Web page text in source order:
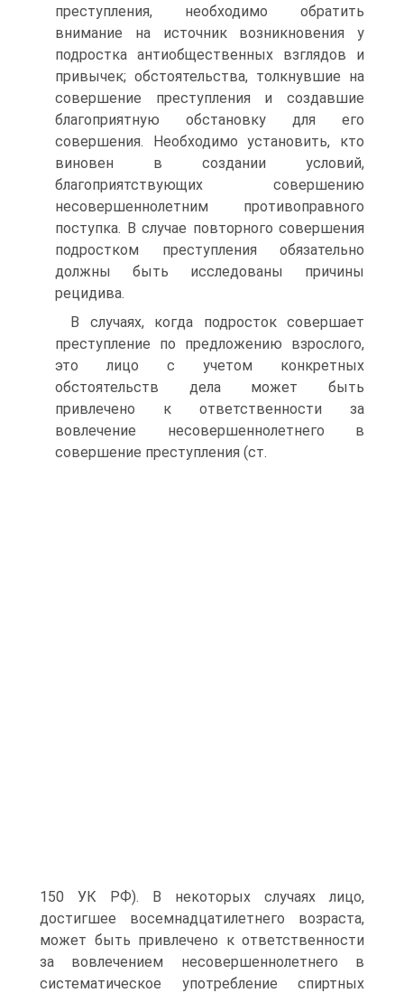
преступления, необходимо обратить
внимание на источник возникновения у
подростка антиобщественных взглядов и
привычек; обстоятельства, толкнувшие на
совершение преступления и создавшие
благоприятную обстановку для его
совершения. Необходимо установить, кто
виновен в создании условий,
благоприятствующих совершению
несовершеннолетним противоправного
поступка. В случае повторного совершения
подростком преступления обязательно
должны быть исследованы причины
рецидива.
В случаях, когда подросток совершает
преступление по предложению взрослого,
это лицо с учетом конкретных
обстоятельств дела может быть
привлечено к ответственности за
вовлечение несовершеннолетнего в
совершение преступления (ст.
150 УК РФ). В некоторых случаях лицо,
достигшее восемнадцатилетнего возраста,
может быть привлечено к ответственности
за вовлечением несовершеннолетнего в
систематическое употребление спиртных